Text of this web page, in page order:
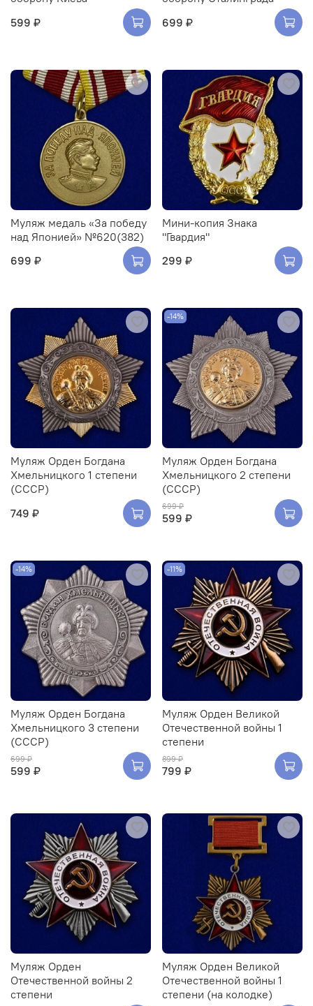
599 ₽
699 ₽
Муляж медаль «За победу
над Японией» №620(382)
699 ₽
Мини-копия Знака
"Гвардия"
299 ₽
Муляж Орден Богдана
Хмельницкого 1 степени
(СССР)
749 ₽
-14%
Муляж Орден Богдана
Хмельницкого 2 степени
(СССР)
699 ₽
599 ₽
-14%
Муляж Орден Богдана
Хмельницкого 3 степени
(СССР)
699 ₽
599 ₽
-11%
Муляж Орден Великой
Отечественной войны 1
степени
899 ₽
799 ₽
Муляж Орден
Отечественной войны 2
степени
Муляж Орден Великой
Отечественной войны 1
степени (на колодке)